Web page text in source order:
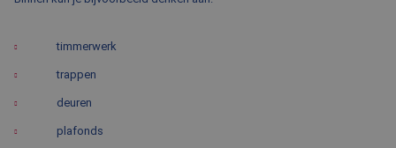
timmerwerk
trappen
deuren
plafonds